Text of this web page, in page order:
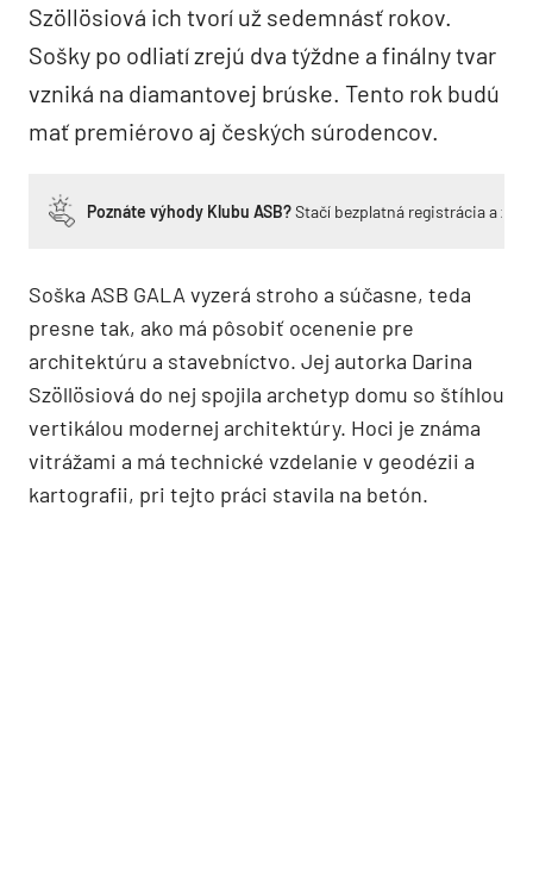
Szöllösiová ich tvorí už sedemnásť rokov.
Sošky po odliatí zrejú dva týždne a finálny tvar
vzniká na diamantovej brúske. Tento rok budú
mať premiérovo aj českých súrodencov.
Poznáte výhody Klubu ASB?Stačí bezplatná registrácia a
Soška ASB GALA vyzerá stroho a súčasne, teda
presne tak, ako má pôsobiť ocenenie pre
architektúru a stavebníctvo. Jej autorka Darina
Szöllösiová do nej spojila archetyp domu so štíhlou
vertikálou modernej architektúry. Hoci je známa
vitrážami a má technické vzdelanie v geodézii a
kartografii, pri tejto práci stavila na betón.